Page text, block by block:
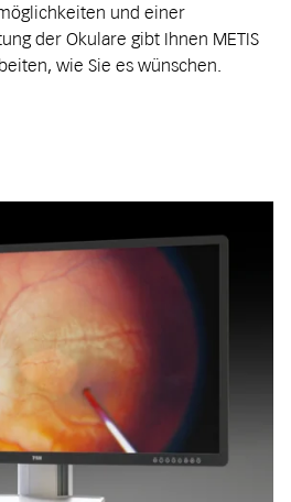
und einer
der Okulare gibt Ihnen METIS
wie Sie es wünschen.